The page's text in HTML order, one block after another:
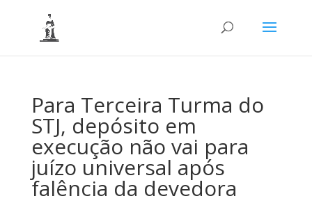
Para Terceira Turma do
STJ, depósito em
execução não vai para
juízo universal após
falência da devedora